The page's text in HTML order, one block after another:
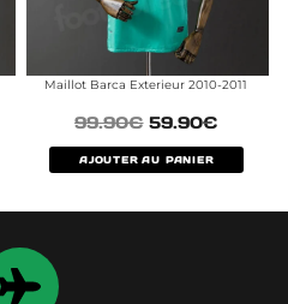
Maillot Barca Exterieur 2010-2011
99.90€ 59.90€
AJOUTER AU PANIER